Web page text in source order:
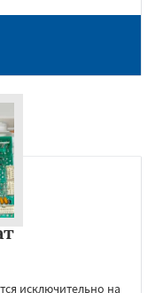
исключительно на